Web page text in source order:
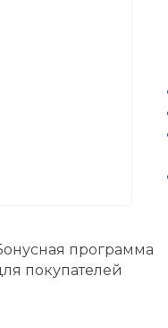
программа
покупателей